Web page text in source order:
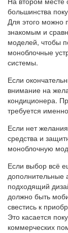
большинства
Для этого можно
знакомым и
моделей, чтобы
моноблочные
системы.
Если
внимание на
кондиционера.
требуется
Если нет
средства и
моноблочную
Если выбор всё
дополнительные
подходящий
должно быть
свестись к
Это касается
коммерческих